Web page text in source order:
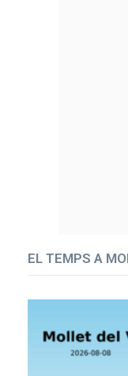
EL TEMPS A